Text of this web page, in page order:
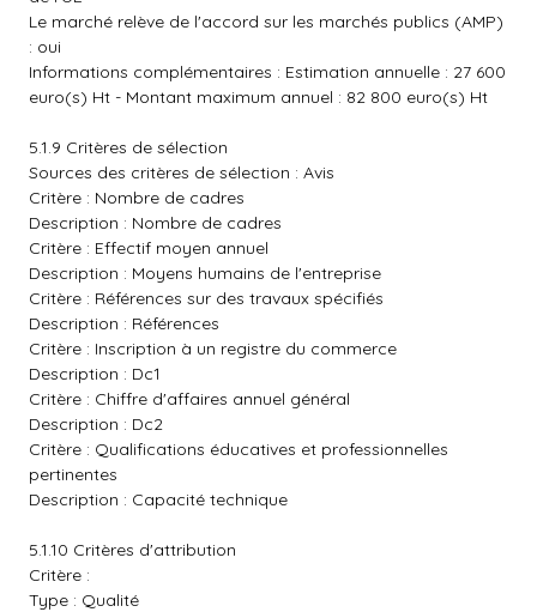
Le marché relève de l'accord sur les marchés publics (AMP)
: oui
Informations complémentaires : Estimation annuelle : 27 600
euro(s) Ht - Montant maximum annuel : 82 800 euro(s) Ht
5.1.9 Critères de sélection
Sources des critères de sélection : Avis
Critère : Nombre de cadres
Description : Nombre de cadres
Critère : Effectif moyen annuel
Description : Moyens humains de l'entreprise
Critère : Références sur des travaux spécifiés
Description : Références
Critère : Inscription à un registre du commerce
Description : Dc1
Critère : Chiffre d'affaires annuel général
Description : Dc2
Critère : Qualifications éducatives et professionnelles
pertinentes
Description : Capacité technique
5.1.10 Critères d'attribution
Critère :
Type : Qualité